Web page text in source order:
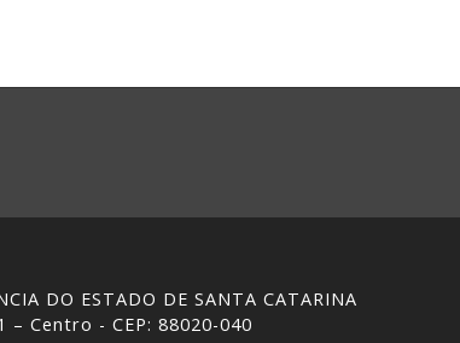
DO ESTADO DE SANTA CATARINA
Centro - CEP: 88020-040